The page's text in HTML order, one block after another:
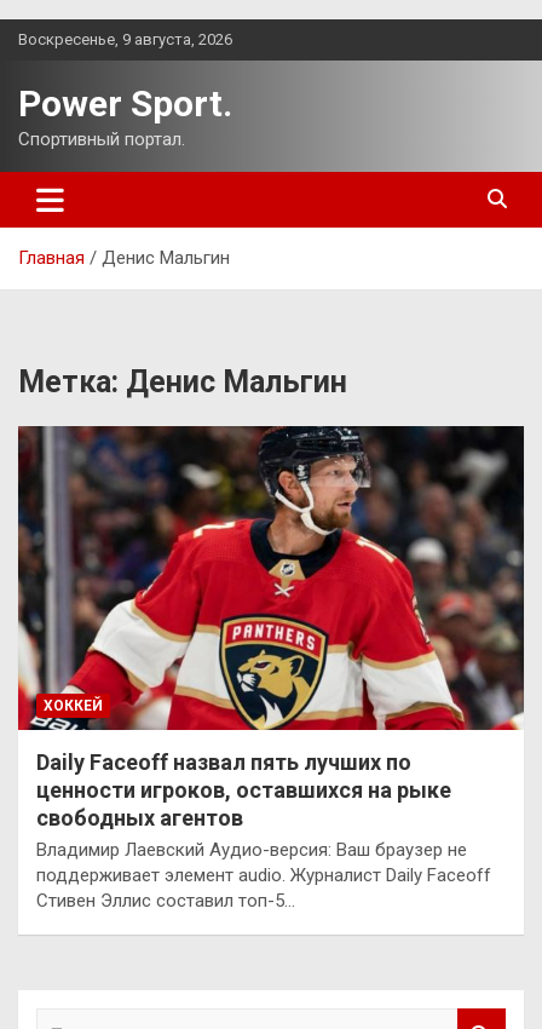
Перейти
Воскресенье, 9 августа, 2026
Power Sport.
Спортивный портал.
Главная Денис Мальгин
Метка: Денис Мальгин
ХОККЕЙ
Daily Faceoff назвал пять лучших по
ценности игроков, оставшихся на рыке
свободных агентов
Владимир Лаевский Аудио-версия: Ваш браузер не
поддерживает элемент audio. Журналист Daily Faceoff
Стивен Эллис составил топ-5…